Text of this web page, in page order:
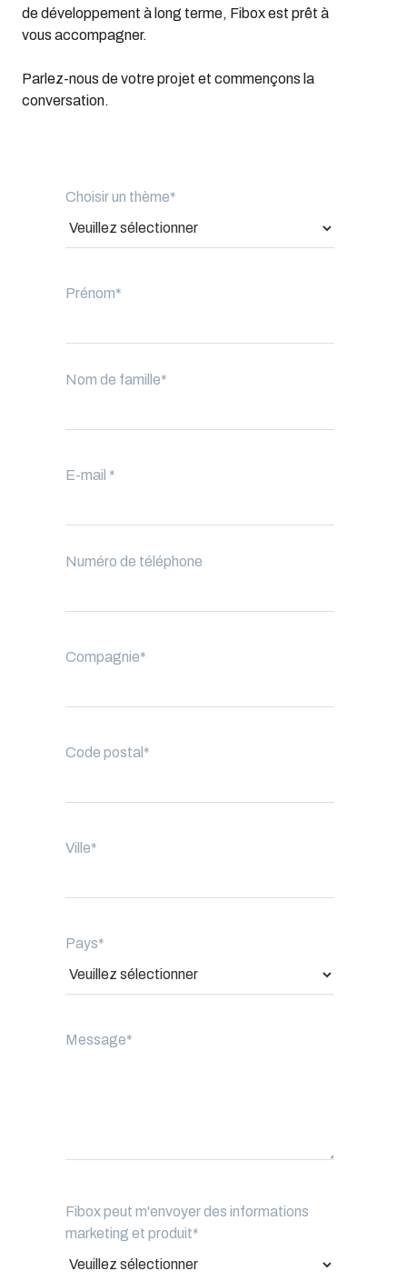
de développement à long terme, Fibox est prêt à
vous accompagner.
Parlez-nous de votre projet et commençons la
conversation.
Choisir un thème*
Prénom*
Nom de famille*
E-mail *
Numéro de téléphone
Compagnie*
Code postal *
Ville*
Pays*
Message*
Fibox peut m'envoyer des informations
marketing et produit*